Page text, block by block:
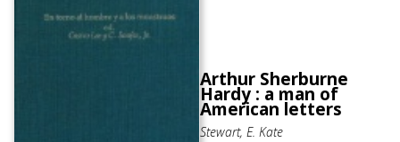
Arthur Sherburne
Hardy : a man of
American letters
Stewart, E. Kate